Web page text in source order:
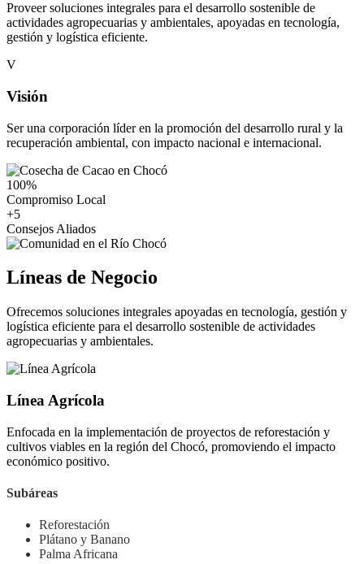
Proveer soluciones integrales para el desarrollo sostenible de
actividades agropecuarias y ambientales, apoyadas en tecnología,
gestión y logística eficiente.
V
Visión
Ser una corporación líder en la promoción del desarrollo rural y la
recuperación ambiental, con impacto nacional e internacional.
100%
Compromiso Local
+5
Consejos Aliados
Líneas de Negocio
Ofrecemos soluciones integrales apoyadas en tecnología, gestión y
logística eficiente para el desarrollo sostenible de actividades
agropecuarias y ambientales.
Línea Agrícola
Enfocada en la implementación de proyectos de reforestación y
cultivos viables en la región del Chocó, promoviendo el impacto
económico positivo.
Subáreas
Reforestación
Plátano y Banano
Palma Africana